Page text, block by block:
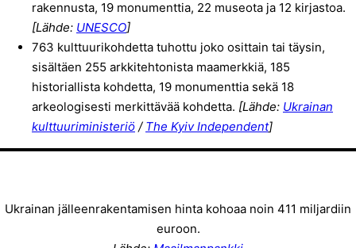
rakennusta, 19 monumenttia, 22 museota ja 12 kirjastoa.
[Lähde: UNESCO]
763 kulttuurikohdetta tuhottu joko osittain tai täysin,
sisältäen 255 arkkitehtonista maamerkkiä, 185
historiallista kohdetta, 19 monumenttia sekä 18
arkeologisesti merkittävää kohdetta. [Lähde: Ukrainan
kulttuuriministeriö / The Kyiv Independent]
Ukrainan jälleenrakentamisen hinta kohoaa noin 411 miljardiin
euroon.